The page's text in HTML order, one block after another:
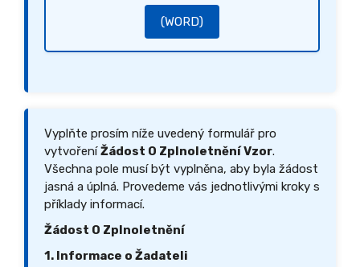
(WORD)
Vyplňte prosím níže uvedený formulář pro
vytvořeníŽádost O Zplnoletnění Vzor.
Všechna pole musí být vyplněna, aby byla žádost
jasná a úplná. Provedeme vás jednotlivými kroky s
příklady informací.
Žádost O Zplnoletnění
1. Informace o Žadateli